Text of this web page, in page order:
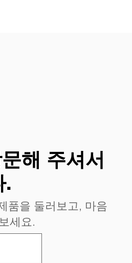
해 주셔서
.
품을 둘러보고, 마음
세요.